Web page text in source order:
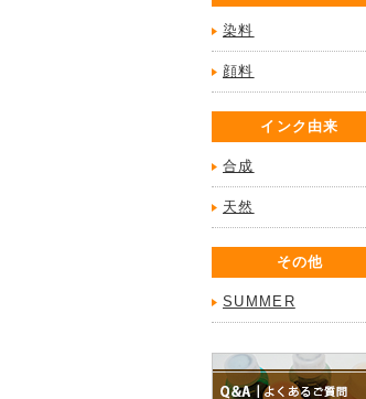
染料
顔料
インク由来
合成
天然
その他
SUMMER